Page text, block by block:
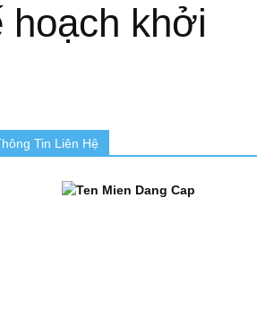
hoạch khởi
Tin Liên Hệ